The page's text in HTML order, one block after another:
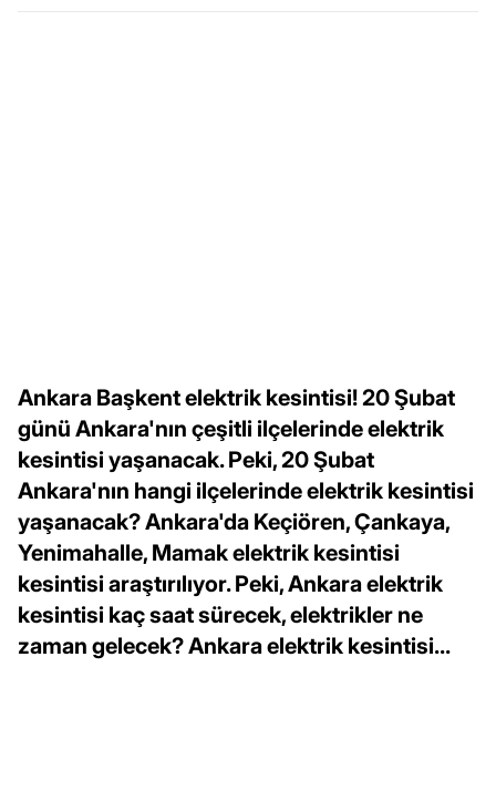
Ankara Başkent elektrik kesintisi! 20 Şubat
günü Ankara'nın çeşitli ilçelerinde elektrik
kesintisi yaşanacak. Peki, 20 Şubat
Ankara'nın hangi ilçelerinde elektrik kesintisi
yaşanacak? Ankara'da Keçiören, Çankaya,
Yenimahalle, Mamak elektrik kesintisi
kesintisi araştırılıyor. Peki, Ankara elektrik
kesintisi kaç saat sürecek, elektrikler ne
zaman gelecek? Ankara elektrik kesintisi...